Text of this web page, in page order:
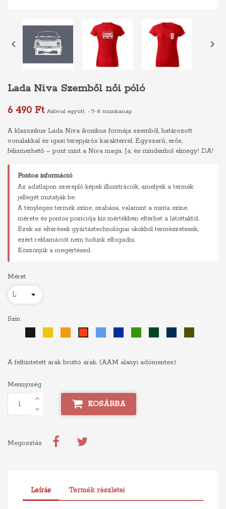
 
Lada Niva Szemből női póló
6 490 Ft Adóval együtt 7-8 munkanap
A klasszikus Lada Niva ikonikus formája szemből, határozott
vonalakkal és igazi terepjárós karakterrel. Egyszerű, erős,
felismerhető – pont mint a Niva maga. Ja, és mindenhol elmegy! DA!
Fontos információ
Az adatlapon szereplő képek illusztrációk, amelyek a termék
jellegét mutatják be.
A tényleges termék színe, szabása, valamint a minta színe,
mérete és pontos pozíciója kis mértékben eltérhet a látottaktól.
Ezek az eltérések gyártástechnológiai okokból természetesek,
ezért reklamációt nem tudunk elfogadni.
Köszönjük a megértésed.
Méret
Szín
A feltüntetett árak bruttó árak. (AAM alanyi adómentes)
Mennyiség
KOSÁRBA
Megosztás
Leírás Termék részletei